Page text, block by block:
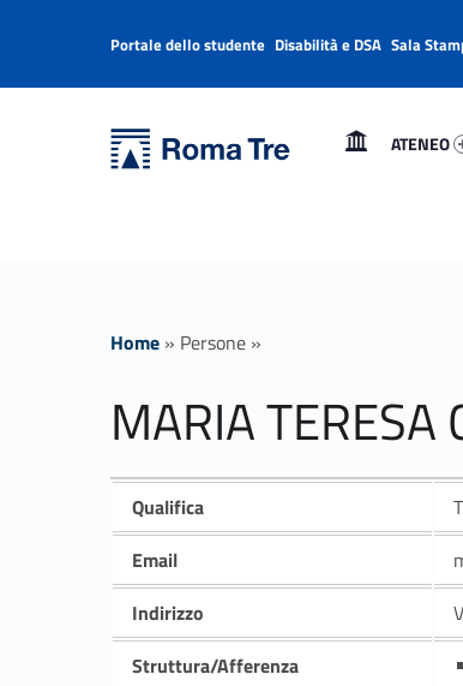
MARIA TERESA CARBONE insegnamenti - Università Roma Tre
ATENEO
Header info sidebar
Portale dello studente Disabilità e DSA Sala
Home » Persone »
MARIA TERESA
Qualifica
Email
Indirizzo
Struttura/Afferenza